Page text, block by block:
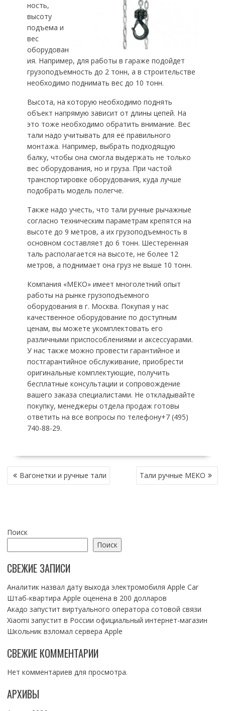
ность,
высоту
подъема и
вес
оборудован
ия. Например, для работы в гараже подойдет
грузоподъемность до 2 тонн, а в строительстве
необходимо поднимать вес до 10 тонн.
Высота, на которую необходимо поднять
объект напрямую зависит от длины цепей. На
это тоже необходимо обратить внимание. Вес
тали надо учитывать для её правильного
монтажа. Например, выбрать подходящую
балку, чтобы она смогла выдержать не только
вес оборудования, но и груза. При частой
транспортировке оборудования, куда лучше
подобрать модель полегче.
Также надо учесть, что тали ручные рычажные
согласно техническим параметрам крепятся на
высоте до 9 метров, а их грузоподъемность в
основном составляет до 6 тонн. Шестеренная
таль располагается на высоте, не более 12
метров, а поднимает она груз не выше 10 тонн.
Компания «МЕКО» имеет многолетний опыт
работы на рынке грузоподъемного
оборудования в г. Москва. Покупая у нас
качественное оборудование по доступным
ценам, вы можете укомплектовать его
различными приспособлениями и аксессуарами.
У нас также можно провести гарантийное и
постгарантийное обслуживание, приобрести
оригинальные комплектующие, получить
бесплатные консультации и сопровождение
вашего заказа специалистами. Не откладывайте
покупку, менеджеры отдела продаж готовы
ответить на все вопросы по телефону+7 (495)
740-88-29.
НАВИГАЦИЯ
ПО Вагонетки и ручные тали Тали ручные МЕКО
Поиск
Поиск
СВЕЖИЕ ЗАПИСИ
Аналитик назвал дату выхода электромобиля Apple Car
Штаб-квартира Apple оценена в 200 долларов
Акадо запустит виртуального оператора сотовой связи
Xiaomi запустит в России официальный интернет-магазин
Школьник взломал сервера Apple
СВЕЖИЕ КОММЕНТАРИИ
Нет комментариев для просмотра.
АРХИВЫ